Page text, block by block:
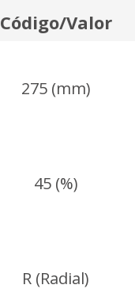
Código/Valor
275 (mm)
45 (%)
R (Radial)